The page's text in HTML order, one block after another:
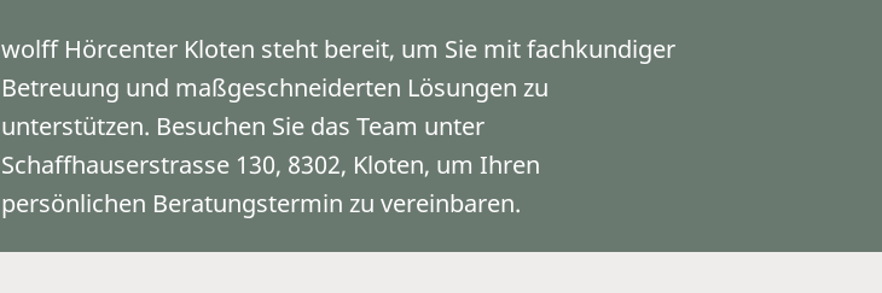
wolff Hörcenter Kloten steht bereit, um Sie mit fachkundiger
Betreuung und maßgeschneiderten Lösungen zu
unterstützen. Besuchen Sie das Team unter
Schaffhauserstrasse 130, 8302, Kloten, um Ihren
persönlichen Beratungstermin zu vereinbaren.